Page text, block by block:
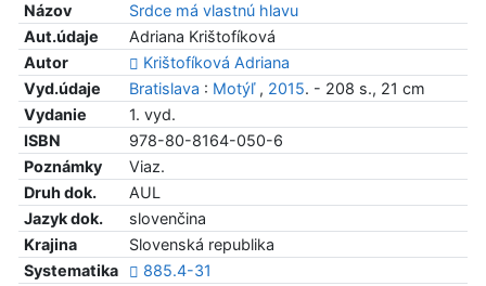
Názov
Srdce má vlastnú hlavu
Aut.údaje
Adriana Krištofíková
Autor
Krištofíková Adriana
Vyd.údaje
Bratislava : Motýľ, 2015. - 208 s., 21 cm
Vydanie
1. vyd.
ISBN
978-80-8164-050-6
Poznámky
Viaz.
Druh dok.
AUL
Jazyk dok.
slovenčina
Krajina
Slovenská republika
Systematika
885.4-31